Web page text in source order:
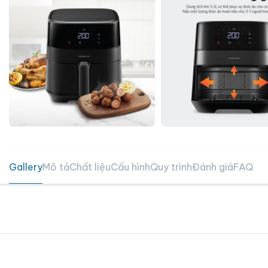
GalleryMô tảChất liệuCấu hìnhQuy trìnhĐánh giáFAQ